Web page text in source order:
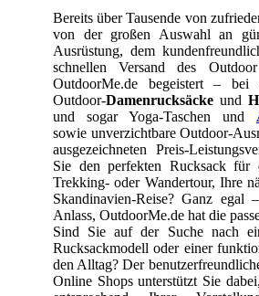
Bereits über Tausende von
von der großen Auswahl an
Ausrüstung, dem
schnellen Versand des
OutdoorMe.de begeistert –
Outdoor-Damenrucksäcke und
und sogar Yoga-Taschen und
sowie unverzichtbare Outdoor-
ausgezeichneten Preis-
Sie den perfekten Rucksack
Trekking- oder Wandertour, Ihre
Skandinavien-Reise? Ganz egal
Anlass, OutdoorMe.de hat die
Sind Sie auf der Suche nach
Rucksackmodell oder einer
den Alltag? Der
Online Shops unterstützt Sie